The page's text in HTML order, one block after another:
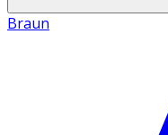
Braun